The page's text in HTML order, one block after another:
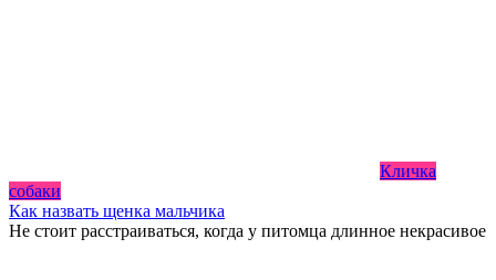
Кличка
собаки
Как назвать щенка мальчика
Не стоит расстраиваться, когда у питомца длинное некрасивое